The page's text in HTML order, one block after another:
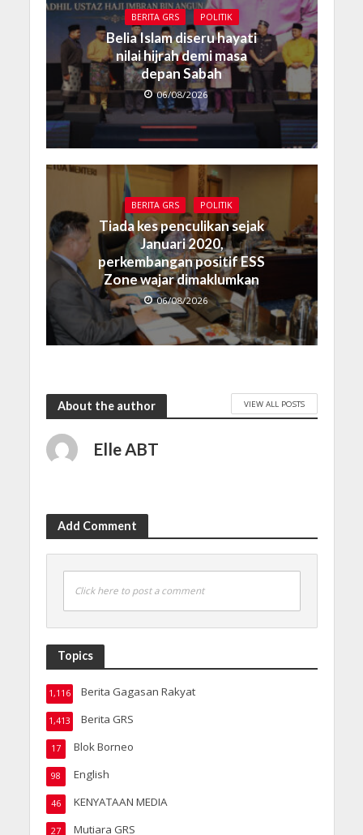
BERITA GRS POLITIK
Belia Islam diseru hayati
nilai hijrah demi masa
depan Sabah
06/08/2026
BERITA GRS POLITIK
Tiada kes penculikan sejak
Januari 2020,
perkembangan positif ESS
Zone wajar dimaklumkan
06/08/2026
About the author VIEW ALL POSTS
Elle ABT
Add Comment
Click here to post a comment
Topics
Berita Gagasan Rakyat
1,116
Berita GRS
1,413
Blok Borneo
17
English
98
KENYATAAN MEDIA
46
Mutiara GRS
27